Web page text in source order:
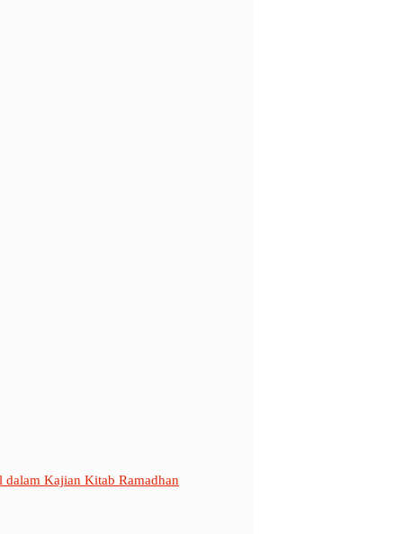
dalam Kajian Kitab Ramadhan